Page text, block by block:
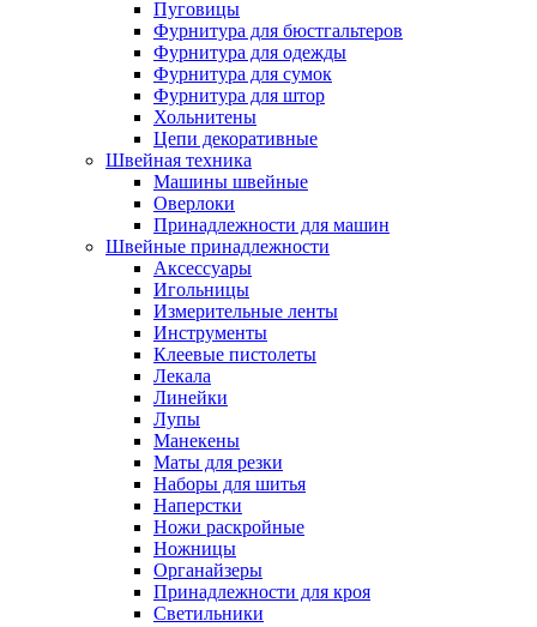
Пуговицы
Фурнитура для бюстгальтеров
Фурнитура для одежды
Фурнитура для сумок
Фурнитура для штор
Хольнитены
Цепи декоративные
Швейная техника
Машины швейные
Оверлоки
Принадлежности для машин
Швейные принадлежности
Аксессуары
Игольницы
Измерительные ленты
Инструменты
Клеевые пистолеты
Лекала
Линейки
Лупы
Манекены
Маты для резки
Наборы для шитья
Наперстки
Ножи раскройные
Ножницы
Органайзеры
Принадлежности для кроя
Светильники